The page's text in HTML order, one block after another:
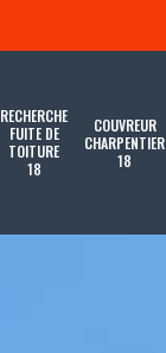
RECHERCHE
FUITE DE
TOITURE
18
COUVREUR
CHARPENTIER
18